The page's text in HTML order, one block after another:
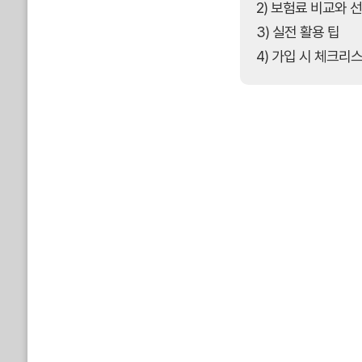
2) 보험료 비교와
3) 실전 활용 팁
4) 가입 시 체크리